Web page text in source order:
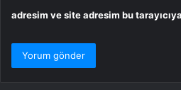
adresim ve site adresim bu